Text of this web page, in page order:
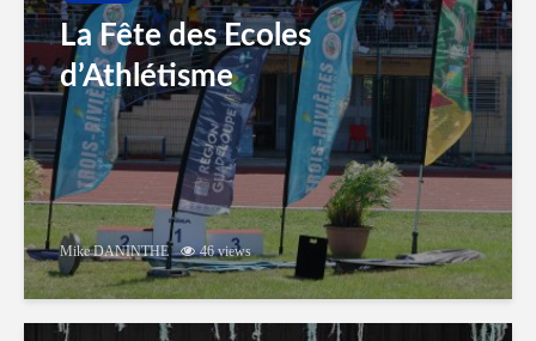
La Fête des Ecoles
d’Athlétisme
Mike DANINTHE 46 views